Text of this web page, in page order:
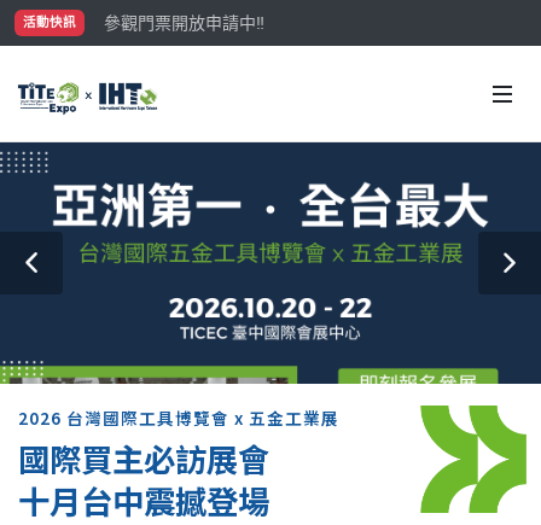
活動快訊
參觀門票開放申請中‼️
最大規模台灣五金展TiTE x IHT，2026/10/20-22與您在臺
2026 台灣國際工具博覽會 x 五金工業展
國際買主必訪展會
十月台中震撼登場